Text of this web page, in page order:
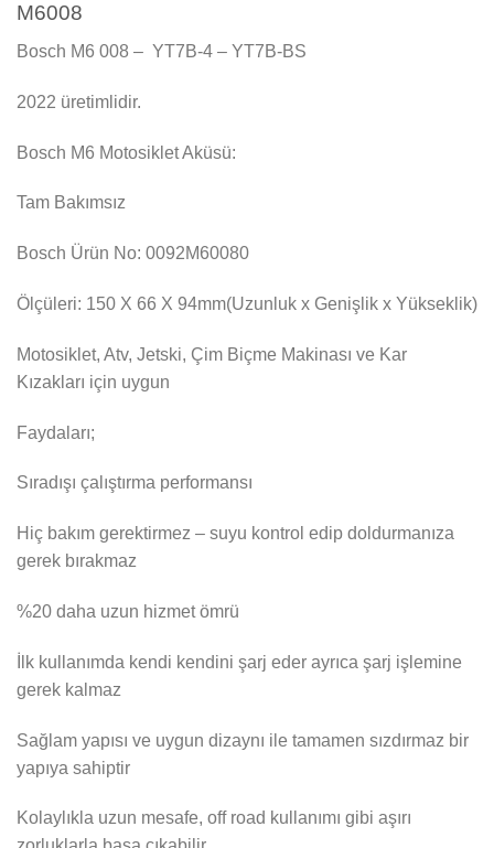
M6008
Bosch M6 008 – YT7B-4 – YT7B-BS
2022 üretimlidir.
Bosch M6 Motosiklet Aküsü:
Tam Bakımsız
Bosch Ürün No: 0092M60080
Ölçüleri: 150 X 66 X 94mm(Uzunluk x Genişlik x Yükseklik)
Motosiklet, Atv, Jetski, Çim Biçme Makinası ve Kar
Kızakları için uygun
Faydaları;
Sıradışı çalıştırma performansı
Hiç bakım gerektirmez – suyu kontrol edip doldurmanıza
gerek bırakmaz
%20 daha uzun hizmet ömrü
İlk kullanımda kendi kendini şarj eder ayrıca şarj işlemine
gerek kalmaz
Sağlam yapısı ve uygun dizaynı ile tamamen sızdırmaz bir
yapıya sahiptir
Kolaylıkla uzun mesafe, off road kullanımı gibi aşırı